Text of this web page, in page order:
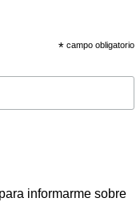
* campo obligatorio
informarme sobre